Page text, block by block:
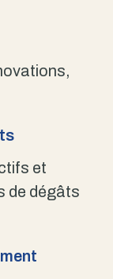
et
de dégâts